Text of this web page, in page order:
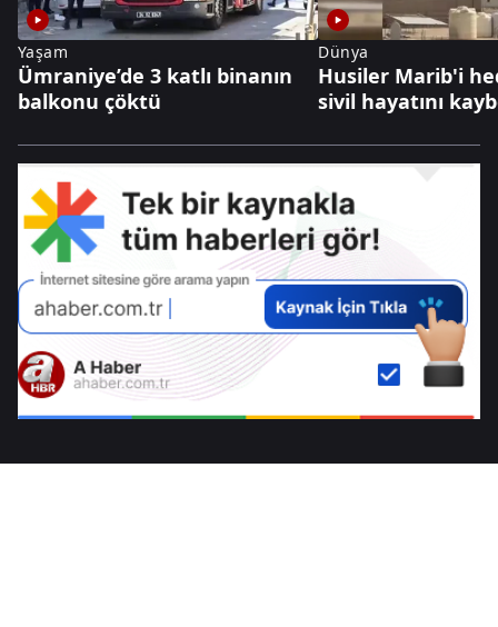
Yaşam
Ümraniye’de 3 katlı binanın
balkonu çöktü
Dünya
Husiler Marib'i
sivil hayatını